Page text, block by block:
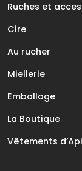
Ruches et
Cire
Au rucher
Miellerie
Emballage
La Boutique
Vêtements